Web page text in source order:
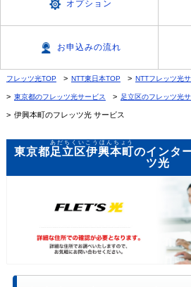
オプション
お申込みの流れ
フレッツ光TOP NTT東日本TOP NTTフレッツ光
東京都のフレッツ光サービス 足立区のフレッツ光
伊興本町のフレッツ光 サービス
東京都足立区伊興本町
あだちくいこうほんちょう
のインタ
ツ光